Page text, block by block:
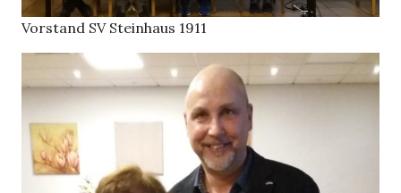
Vorstand SV Steinhaus 1911